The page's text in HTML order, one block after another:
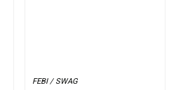
FEBI / SWAG